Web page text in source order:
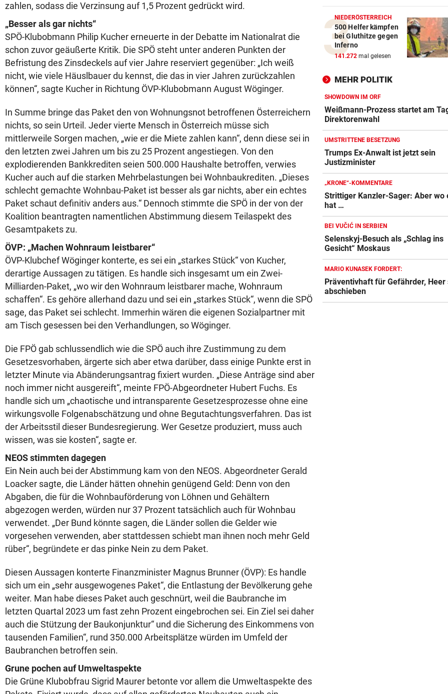
zahlen, sodass die Verzinsung auf 1,5 Prozent gedrückt wird.
„Besser als gar nichts“
SPÖ-Klubobmann Philip Kucher erneuerte in der Debatte im Nationalrat die
schon zuvor geäußerte Kritik. Die SPÖ steht unter anderen Punkten der
Befristung des Zinsdeckels auf vier Jahre reserviert gegenüber: „Ich weiß
nicht, wie viele Häuslbauer du kennst, die das in vier Jahren zurückzahlen
können“, sagte Kucher in Richtung ÖVP-Klubobmann August Wöginger.
In Summe bringe das Paket den von Wohnungsnot betroffenen Österreichern
nichts, so sein Urteil. Jeder vierte Mensch in Österreich müsse sich
mittlerweile Sorgen machen, „wie er die Miete zahlen kann“, denn diese sei in
den letzten zwei Jahren um bis zu 25 Prozent angestiegen. Von den
explodierenden Bankkrediten seien 500.000 Haushalte betroffen, verwies
Kucher auch auf die starken Mehrbelastungen bei Wohnbaukrediten. „Dieses
schlecht gemachte Wohnbau-Paket ist besser als gar nichts, aber ein echtes
Paket schaut definitiv anders aus.“ Dennoch stimmte die SPÖ in der von der
Koalition beantragten namentlichen Abstimmung diesem Teilaspekt des
Gesamtpakets zu.
ÖVP: „Machen Wohnraum leistbarer“
ÖVP-Klubchef Wöginger konterte, es sei ein „starkes Stück“ von Kucher,
derartige Aussagen zu tätigen. Es handle sich insgesamt um ein Zwei-
Milliarden-Paket, „wo wir den Wohnraum leistbarer mache, Wohnraum
schaffen“. Es gehöre allerhand dazu und sei ein „starkes Stück“, wenn die SPÖ
sage, das Paket sei schlecht. Immerhin wären die eigenen Sozialpartner mit
am Tisch gesessen bei den Verhandlungen, so Wöginger.
Die FPÖ gab schlussendlich wie die SPÖ auch ihre Zustimmung zu dem
Gesetzesvorhaben, ärgerte sich aber etwa darüber, dass einige Punkte erst in
letzter Minute via Abänderungsantrag fixiert wurden. „Diese Anträge sind aber
noch immer nicht ausgereift“, meinte FPÖ-Abgeordneter Hubert Fuchs. Es
handle sich um „chaotische und intransparente Gesetzesprozesse ohne eine
wirkungsvolle Folgenabschätzung und ohne Begutachtungsverfahren. Das ist
der Arbeitsstil dieser Bundesregierung. Wer Gesetze produziert, muss auch
wissen, was sie kosten“, sagte er.
NEOS stimmten dagegen
Ein Nein auch bei der Abstimmung kam von den NEOS. Abgeordneter Gerald
Loacker sagte, die Länder hätten ohnehin genügend Geld: Denn von den
Abgaben, die für die Wohnbauförderung von Löhnen und Gehältern
abgezogen werden, würden nur 37 Prozent tatsächlich auch für Wohnbau
verwendet. „Der Bund könnte sagen, die Länder sollen die Gelder wie
vorgesehen verwenden, aber stattdessen schiebt man ihnen noch mehr Geld
rüber“, begründete er das pinke Nein zu dem Paket.
Diesen Aussagen konterte Finanzminister Magnus Brunner (ÖVP): Es handle
sich um ein „sehr ausgewogenes Paket“, die Entlastung der Bevölkerung gehe
weiter. Man habe dieses Paket auch geschnürt, weil die Baubranche im
letzten Quartal 2023 um fast zehn Prozent eingebrochen sei. Ein Ziel sei daher
auch die Stützung der Baukonjunktur“ und die Sicherung des Einkommens von
tausenden Familien“, rund 350.000 Arbeitsplätze würden im Umfeld der
Baubranchen betroffen sein.
Grune pochen auf Umweltaspekte
Die Grüne Klubobfrau Sigrid Maurer betonte vor allem die Umweltaspekte des
Drohne voller Sprengstoff
Pipeline explodiert
AUF DER A10
Urlauber-Kolonne rollt:
Nach Zitterpartie ist die
abgesichert
FLOGEN ÜBER KASERNE
Deutschland: Wieder
Drohnen gesichtet
Wie viel Macht darf Infantino
haben?
FAHRERIN SAH FLAMMEN
Feuerwerkskörper setzte
trockene Wiese in Brand
AUF WOLKE SIEBEN
Hamilton zeigt Liebesglück
Kim Kardashian
NIEDERÖSTERREICH
500 Helfer kämpfen
bei Gluthitze gegen
Inferno
141.272 mal gelesen
MEHR POLITIK
SHOWDOWN IM ORF
Weißmann-Prozess startet am
Direktorenwahl
UMSTRITTENE BESETZUNG
Trumps Ex-Anwalt ist jetzt sein
Justizminister
„KRONE“-KOMMENTARE
Strittiger Kanzler-Sager: Aber wo
hat …
BEI VUČIĆ IN SERBIEN
Selenskyj-Besuch als „Schlag ins
Gesicht“ Moskaus
MARIO KUNASEK FORDERT:
Präventivhaft für Gefährder, Heer
abschieben